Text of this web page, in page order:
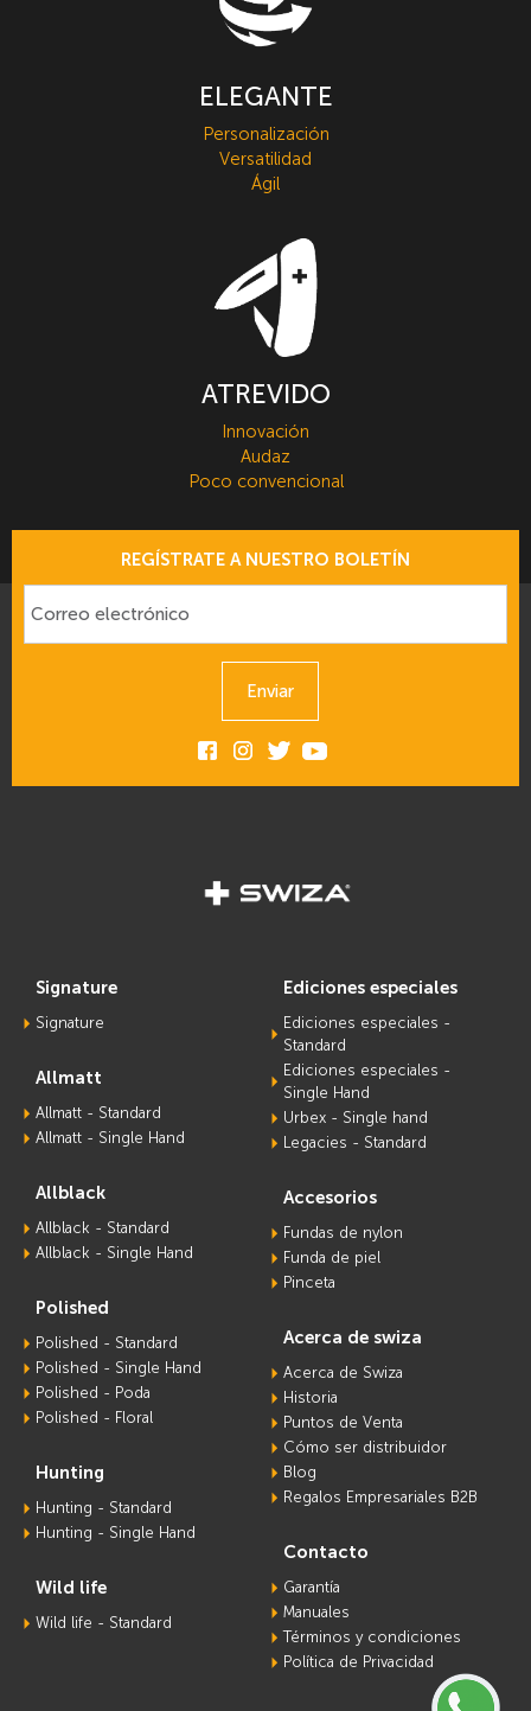
ELEGANTE
Personalización
Versatilidad
Ágil
ATREVIDO
Innovación
Audaz
Poco convencional
REGÍSTRATE A NUESTRO BOLETÍN
Enviar
signature
Signature
allmatt
Allmatt - Standard
Allmatt - Single Hand
allblack
Allblack - Standard
Allblack - Single Hand
polished
Polished - Standard
Polished - Single Hand
Polished - Poda
Polished - Floral
hunting
Hunting - Standard
Hunting - Single Hand
wild life
Wild life - Standard
ediciones especiales
Ediciones especiales -
Standard
Ediciones especiales -
Single Hand
Urbex - Single hand
Legacies - Standard
accesorios
Fundas de nylon
Funda de piel
Pinceta
acerca de swiza
Acerca de Swiza
Historia
Puntos de Venta
Cómo ser distribuidor
Blog
Regalos Empresariales B2B
contacto
Garantía
Manuales
Términos y condiciones
Política de Privacidad